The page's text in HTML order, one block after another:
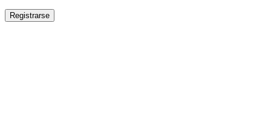
Registrarse